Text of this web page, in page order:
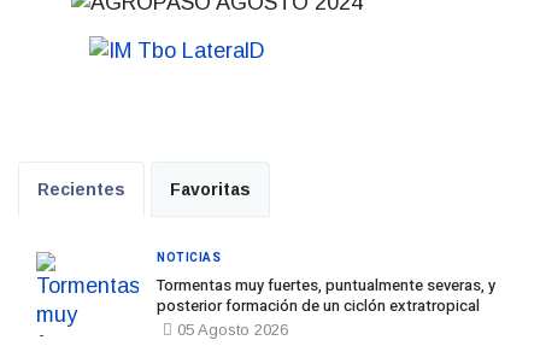
Recientes Favoritas
Tormentas muy fuertes, puntualmente severas, y
posterior formación de un ciclón extratropical
05 Agosto 2026
NOTICIAS